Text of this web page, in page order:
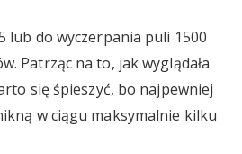
lub do wyczerpania puli 1500
Patrząc na to, jak wyglądała
się śpieszyć, bo najpewniej
w ciągu maksymalnie kilku